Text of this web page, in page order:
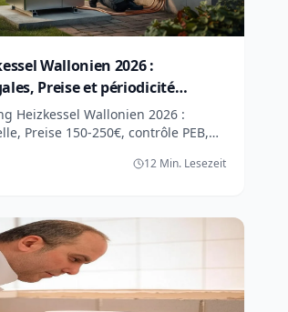
Wallonien 2026 :
Preise et périodicité
Heizkessel Wallonien 2026 :
Preise 150-250€, contrôle PEB,
12 Min. Lesezeit